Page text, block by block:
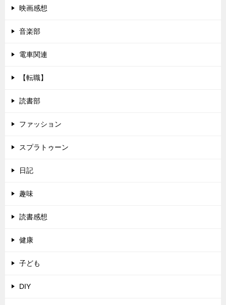
映画感想
音楽部
電車関連
【転職】
読書部
ファッション
スプラトゥーン
日記
趣味
読書感想
健康
子ども
DIY